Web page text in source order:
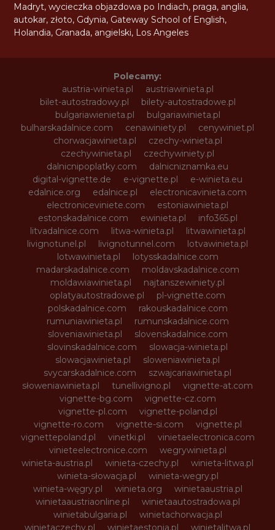
Madryt,wycieczka objazdowa po Indiach,praga, anglia,
autokar, złoto, Gdynia, Gateway School of English,
Holandia, Granada, angielski, Los Angeles
Polecamy:
austria-winieta.pl
austriawinieta.pl
bilet-autostradowy.pl
bilety-autostradowe.pl
bulgariawienieta.pl
bulgariawinieta.pl
bulharskadalnice.com
cenawiniety.pl
cenywiniet.pl
chorwacjawinieta.pl
czechy-winieta.pl
czechywinieta.pl
czechywiniety.pl
dalnicnipoplatky.com
dalnicniznamka.eu
digital-vignette.de
e-vignette.pl
e-winieta.eu
edalnice.org
edalnice.pl
electronicavinieta.com
electroniceviniete.com
estoniawinieta.pl
estonskadalnice.com
ewinieta.pl
info365.pl
litvadalnice.com
litwa-winieta.pl
litwawinieta.pl
livignotunel.pl
livignotunnel.com
lotvawinieta.pl
lotwawinieta.pl
lotysskadalnice.com
madarskadalnice.com
moldavskadalnice.com
moldawiawinieta.pl
najtanszewiniety.pl
oplatyautostradowe.pl
pl-vignette.com
polskadalnice.com
rakouskadalnice.com
rumuniawinieta.pl
rumunskadalnice.com
sloveniawinieta.pl
slovenskadalnice.com
slovinskadalnice.com
slowacja-winieta.pl
slowacjawinieta.pl
sloweniawinieta.pl
svycarskadalnice.com
szwajcariawinieta.pl
słoweniawinieta.pl
tunellivigno.pl
vignette-at.com
vignette-bg.com
vignette-cz.com
vignette-pl.com
vignette-poland.pl
vignette-ro.com
vignette-si.com
vignette.pl
vignettepoland.pl
vinetki.pl
vinietaelectronica.com
vinieteelectronice.com
wegrywinieta.pl
winieta-austria.pl
winieta-czechy.pl
winieta-litwa.pl
winieta-słowacja.pl
winieta-wegry.pl
winieta-węgry.pl
winieta.org
winietaaustria.pl
winietaaustriaonline.pl
winietaautostradowa.pl
winietabulgaria.pl
winietachorwacja.pl
winietaczechy.pl
winietaestonia.pl winietalitwa.pl